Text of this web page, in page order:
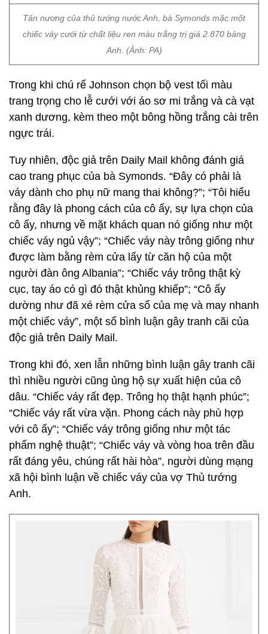
Tân nương của thủ tướng nước Anh, bà Symonds mặc một
chiếc váy cưới từ chất liệu ren màu trắng trị giá 2.870 bảng
Anh. (Ảnh: PA)
Trong khi chú rể Johnson chọn bộ vest tối màu
trang trọng cho lễ cưới với áo sơ mi trắng và cà vạt
xanh dương, kèm theo một bông hồng trắng cài trên
ngực trái.
Tuy nhiên, độc giả trên Daily Mail không đánh giá
cao trang phục của bà Symonds. “Đây có phải là
váy dành cho phụ nữ mang thai không?”; “Tôi hiểu
rằng đây là phong cách của cô ấy, sự lựa chọn của
cô ấy, nhưng về mặt khách quan nó giống như một
chiếc váy ngủ vậy”; “Chiếc váy này trông giống như
được làm bằng rèm cửa lấy từ căn hộ của một
người đàn ông Albania”; “Chiếc váy trông thật kỳ
cục, tay áo có gì đó thật khủng khiếp”; “Cô ấy
dường như đã xé rèm cửa sổ của mẹ và may nhanh
một chiếc váy”, một số bình luận gây tranh cãi của
độc giả trên Daily Mail.
Trong khi đó, xen lẫn những bình luận gây tranh cãi
thì nhiều người cũng ủng hộ sự xuất hiện của cô
dâu. “Chiếc váy rất đẹp. Trông họ thật hạnh phúc”;
“Chiếc váy rất vừa vặn. Phong cách này phù hợp
với cô ấy”; “Chiếc váy trông giống như một tác
phẩm nghệ thuật”; “Chiếc váy và vòng hoa trên đầu
rất đáng yêu, chúng rất hài hòa”, người dùng mạng
xã hội bình luận về chiếc váy của vợ Thủ tướng
Anh.